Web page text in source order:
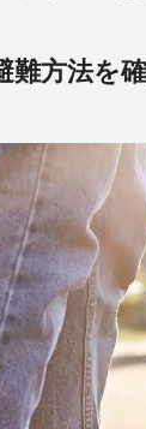
難方法を